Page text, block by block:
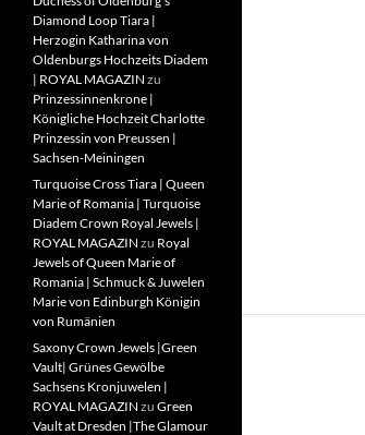
Diamond Loop Tiara |
Herzogin Katharina von
Oldenburgs Hochzeits Diadem
| ROYAL MAGAZIN zu
Prinzessinnenkrone |
Königliche Hochzeit Charlotte
Prinzessin von Preussen |
Sachsen-Meiningen
Turquoise Cross Tiara | Queen
Marie of Romania | Turquoise
Diadem Crown Royal Jewels |
ROYAL MAGAZIN zu Royal
Jewels of Queen Marie of
Romania | Schmuck & Juwelen
Marie von Edinburgh Königin
von Rumänien
Saxony Crown Jewels |Green
Vault| Grünes Gewölbe
Sachsens Kronjuwelen |
ROYAL MAGAZIN zu Green
Vault at Dresden |The Glamour